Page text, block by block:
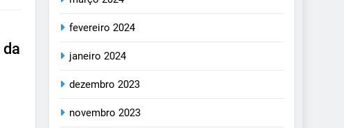
fevereiro 2024
janeiro 2024
dezembro 2023
novembro 2023